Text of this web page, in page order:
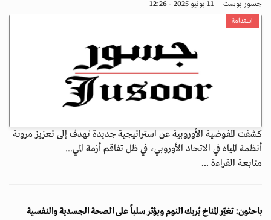
جسور بوست 11 يونيو 2025 - 12:26
استدامة
كشفت المفوضية الأوروبية عن استراتيجية جديدة تهدف إلى تعزيز مرونة
أنظمة المياه في الاتحاد الأوروبي، في ظل تفاقم أزمة المي...
متابعة القراءة ...
باحثون: تغيّر المناخ يُربك النوم ويؤثر سلباً على الصحة الجسدية والنفسية